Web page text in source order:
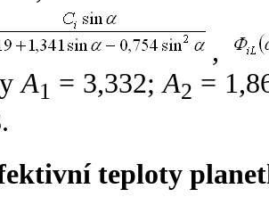
,
A1 = 3,332;A2 =
teploty